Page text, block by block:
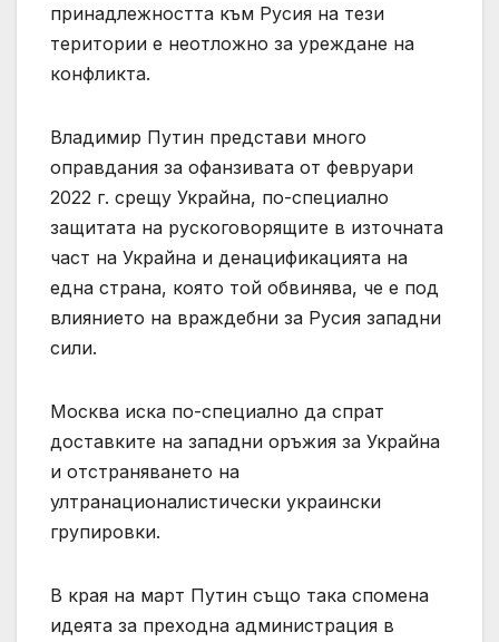
принадлежността към Русия на тези
територии е неотложно за уреждане на
конфликта.
Владимир Путин представи много
оправдания за офанзивата от февруари
2022 г. срещу Украйна, по-специално
защитата на рускоговорящите в източната
част на Украйна и денацификацията на
една страна, която той обвинява, че е под
влиянието на враждебни за Русия западни
сили.
Москва иска по-специално да спрат
доставките на западни оръжия за Украйна
и отстраняването на
ултранационалистически украински
групировки.
В края на март Путин също така спомена
идеята за преходна администрация в